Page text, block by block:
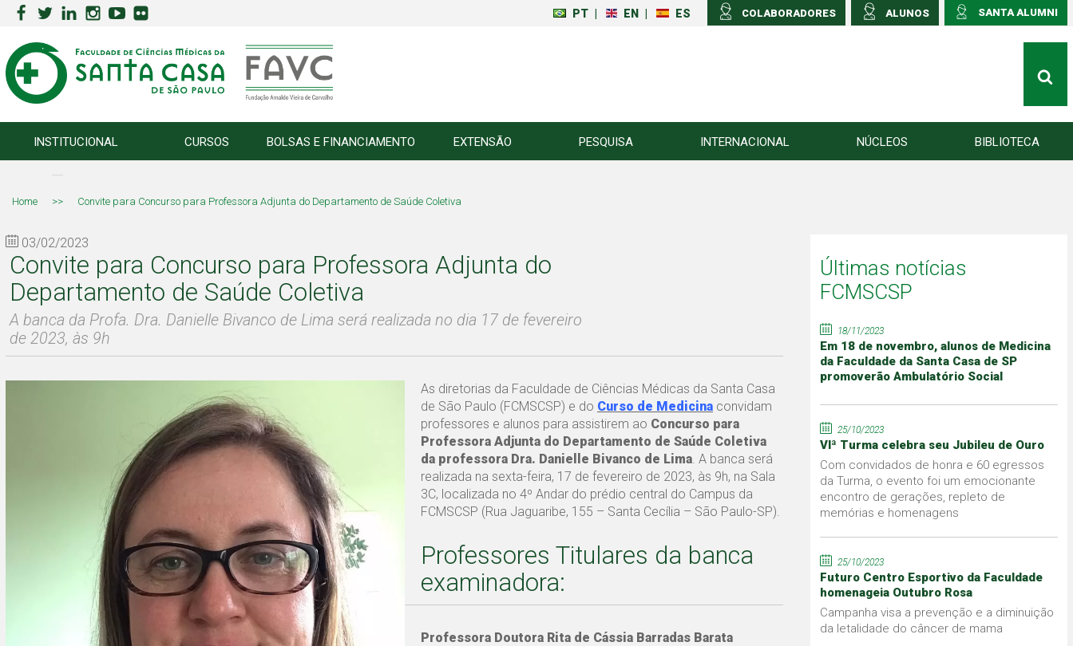
SANTA ALUMNI
ALUNOS
COLABORADORES
PT EN ES
INSTITUCIONAL CURSOS BOLSAS E FINANCIAMENTO EXTENSÃO PESQUISA INTERNACIONAL NÚCLEOS BIBLIOTECA
Home >> Convite para Concurso para Professora Adjunta do Departamento de Saúde Coletiva
03/02/2023
Convite para Concurso para Professora Adjunta do
Departamento de Saúde Coletiva
A banca da Profa. Dra. Danielle Bivanco de Lima será realizada no dia 17 de fevereiro
de 2023, às 9h
As diretorias da Faculdade de Ciências Médicas da Santa Casa
de São Paulo (FCMSCSP) e do Curso de Medicinaconvidam
professores e alunos para assistirem ao Concurso para
Professora Adjunta do Departamento de Saúde Coletiva
da professora Dra. Danielle Bivanco de Lima. A banca será
realizada na sexta-feira, 17 de fevereiro de 2023, às 9h, na Sala
3C, localizada no 4º Andar do prédio central do Campus da
FCMSCSP (Rua Jaguaribe, 155 – Santa Cecília – São Paulo-SP).
Professores Titulares da banca
examinadora:
Professora Doutora Rita de Cássia Barradas Barata
Últimas notícias
FCMSCSP
18/11/2023
Em 18 de novembro, alunos de Medicina
da Faculdade da Santa Casa de SP
promoverão Ambulatório Social
25/10/2023
VIª Turma celebra seu Jubileu de Ouro
Com convidados de honra e 60 egressos
da Turma, o evento foi um emocionante
encontro de gerações, repleto de
memórias e homenagens
25/10/2023
Futuro Centro Esportivo da Faculdade
homenageia Outubro Rosa
Campanha visa a prevenção e a diminuição
da letalidade do câncer de mama